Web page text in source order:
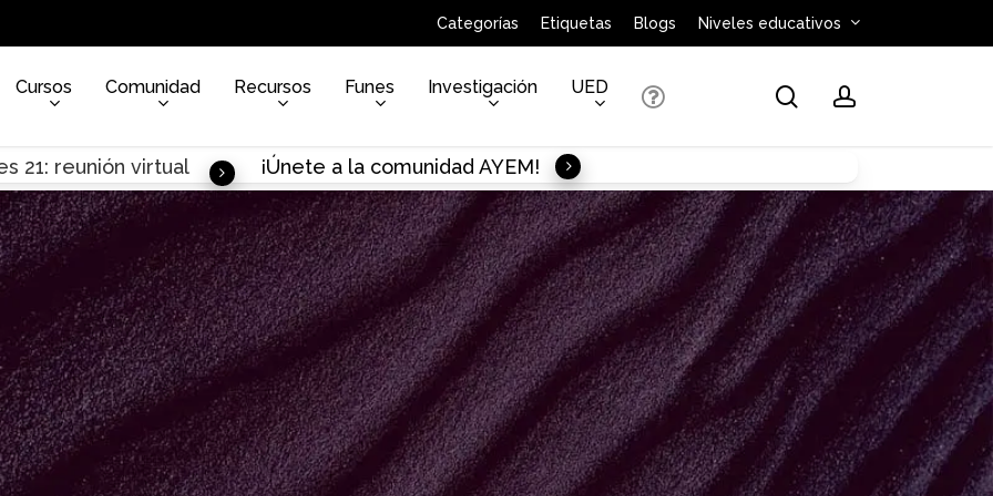
Categorías Etiquetas Blogs Niveles educativos
Cursos Comunidad Recursos Funes Investigación UED searchaccount
21: reunión virtual ¡Únete a la comunidad AYEM!